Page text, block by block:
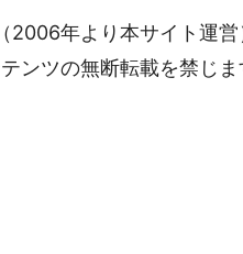
（2006年より本サイト運営
ンツの無断転載を禁じま